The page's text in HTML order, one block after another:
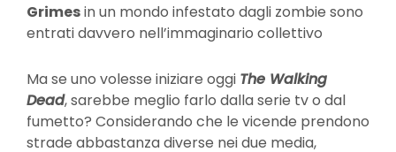
Grimesin un mondo infestato dagli zombie sono
entrati davvero nell’immaginario collettivo
Ma se uno volesse iniziare oggi The Walking
Dead, sarebbe meglio farlo dalla serie tv o dal
fumetto? Considerando che le vicende prendono
strade abbastanza diverse nei due media,